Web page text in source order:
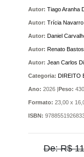
Autor: Tiago Aranha
Autor: Trícia Navarro
Autor: Daniel
Autor: Renato
Autor: Jean Carlos
Categoria: DIREITO
Ano: 2026 | Peso:
Formato: 23,00 x
ISBN:
De: R$